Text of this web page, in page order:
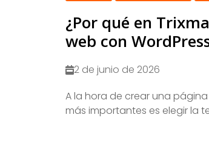
¿Por qué en
web con
2 de junio de 2026
A la hora de crear una
más importantes es elegir la